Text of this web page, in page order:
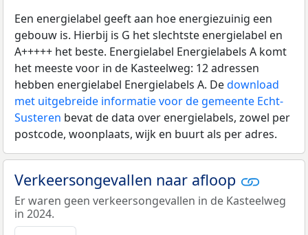
Een energielabel geeft aan hoe energiezuinig een
gebouw is. Hierbij is G het slechtste energielabel en
A+++++ het beste. Energielabel Energielabels A komt
het meeste voor in de Kasteelweg: 12 adressen
hebben energielabel Energielabels A. Dedownload
met uitgebreide informatie voor de gemeente Echt-
Susteren bevat de data over energielabels, zowel per
postcode, woonplaats, wijk en buurt als per adres.
Verkeersongevallen naar afloop
Er waren geen verkeersongevallen in de Kasteelweg
in 2024.